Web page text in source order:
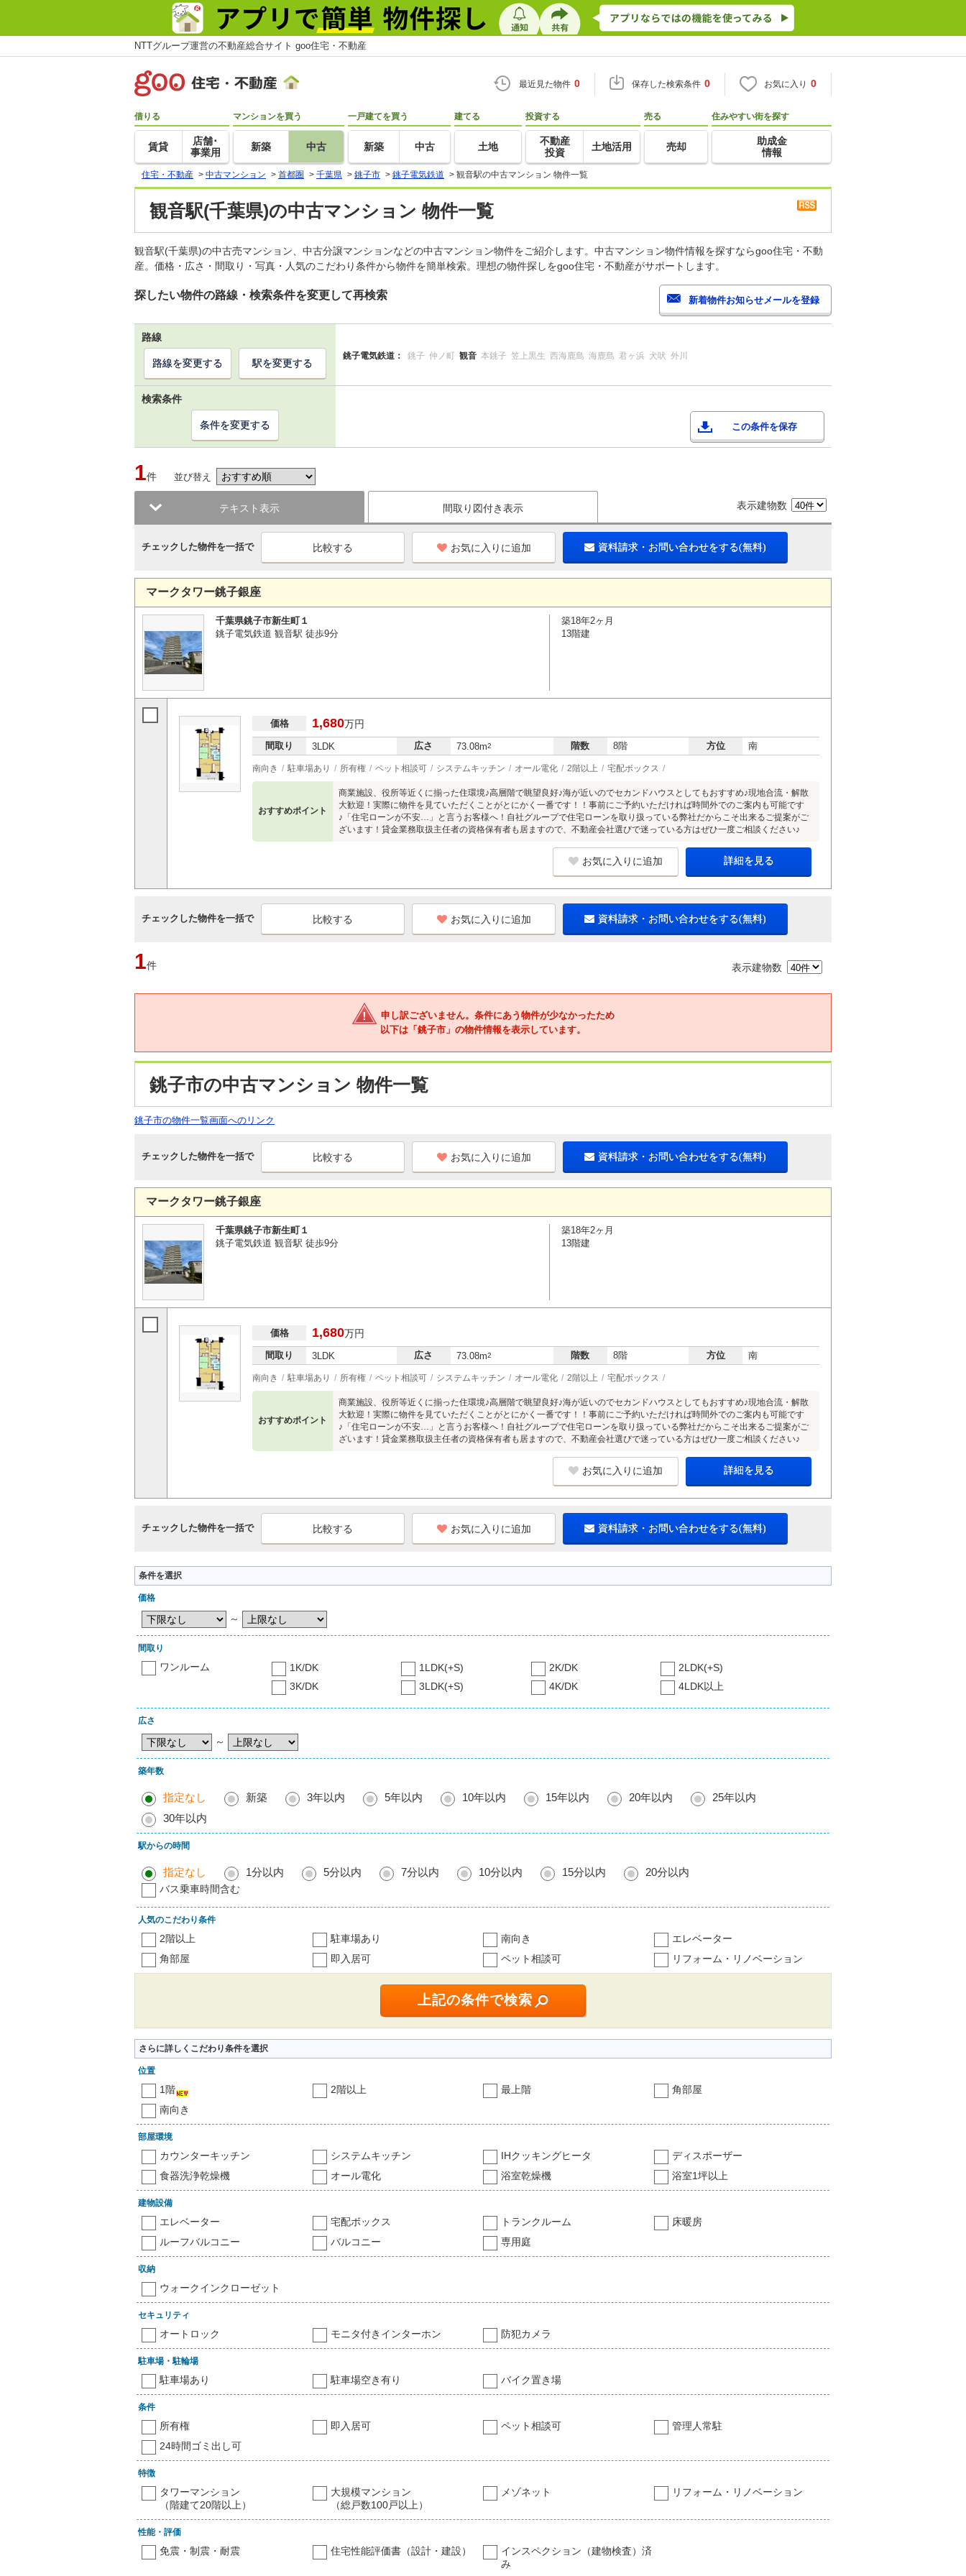
NTTグループ運営の不動産総合サイト goo住宅・不動産
最近見た物件 0 保存した検索条件 0 お気に入り 0
借りる
賃貸
店舗･
事業用
マンションを買う
新築 中古
一戸建てを買う
新築 中古
建てる
土地
投資する
不動産
投資
土地活用
売る
売却
住みやすい街を探す
助成金
情報
住宅・不動産 > 中古マンション > 首都圏 > 千葉県 > 銚子市 > 銚子電気鉄道 > 観音駅の中古マンション 物件一覧
観音駅(千葉県)の中古マンション 物件一覧
観音駅(千葉県)の中古売マンション、中古分譲マンションなどの中古マンション物件をご紹介します。中古マンション物件情報を探すならgoo住宅・不動
産。価格・広さ・間取り・写真・人気のこだわり条件から物件を簡単検索。理想の物件探しをgoo住宅・不動産がサポートします。
探したい物件の路線・検索条件を変更して再検索
路線
銚子電気鉄道： 銚子 仲ノ町 観音 本銚子 笠上黒生 西海鹿島 海鹿島 君ヶ浜 犬吠 外川
路線を変更する 駅を変更する
検索条件
この条件を保存
条件を変更する
1件 並び替え
テキスト表示 間取り図付き表示 表示建物数
チェックした物件を一括で お気に入りに追加 資料請求・お問い合わせをする(無料)
マークタワー銚子銀座
千葉県銚子市新生町１
銚子電気鉄道 観音駅 徒歩9分
築18年2ヶ月
13階建
価格 1,680万円
間取り 3LDK 広さ 73.08m2 階数 8階 方位 南
南向き 駐車場あり 所有権 ペット相談可 システムキッチン オール電化 2階以上 宅配ボックス
おすすめポイント
商業施設、役所等近くに揃った住環境♪高層階で眺望良好♪海が近いのでセカンドハウスとしてもおすすめ♪現地合流・解散
大歓迎！実際に物件を見ていただくことがとにかく一番です！！事前にご予約いただければ時間外でのご案内も可能です
♪「住宅ローンが不安…」と言うお客様へ！自社グループで住宅ローンを取り扱っている弊社だからこそ出来るご提案がご
ざいます！貸金業務取扱主任者の資格保有者も居ますので、不動産会社選びで迷っている方はぜひ一度ご相談ください♪
お気に入りに追加 詳細を見る
チェックした物件を一括で お気に入りに追加 資料請求・お問い合わせをする(無料)
1件 表示建物数
申し訳ございません。条件にあう物件が少なかったため
以下は「銚子市」の物件情報を表示しています。
銚子市の中古マンション 物件一覧
銚子市の物件一覧画面へのリンク
チェックした物件を一括で お気に入りに追加 資料請求・お問い合わせをする(無料)
マークタワー銚子銀座
千葉県銚子市新生町１
銚子電気鉄道 観音駅 徒歩9分
築18年2ヶ月
13階建
価格 1,680万円
間取り 3LDK 広さ 73.08m2 階数 8階 方位 南
南向き 駐車場あり 所有権 ペット相談可 システムキッチン オール電化 2階以上 宅配ボックス
おすすめポイント
商業施設、役所等近くに揃った住環境♪高層階で眺望良好♪海が近いのでセカンドハウスとしてもおすすめ♪現地合流・解散
大歓迎！実際に物件を見ていただくことがとにかく一番です！！事前にご予約いただければ時間外でのご案内も可能です
♪「住宅ローンが不安…」と言うお客様へ！自社グループで住宅ローンを取り扱っている弊社だからこそ出来るご提案がご
ざいます！貸金業務取扱主任者の資格保有者も居ますので、不動産会社選びで迷っている方はぜひ一度ご相談ください♪
お気に入りに追加 詳細を見る
チェックした物件を一括で お気に入りに追加 資料請求・お問い合わせをする(無料)
条件を選択
価格
～
間取り
ワンルーム 1K/DK 1LDK(+S) 2K/DK
2LDK(+S)
3K/DK
3LDK(+S) 4K/DK 4LDK以上
広さ
～
築年数
指定なし 新築 3年以内 5年以内 10年以内 15年以内 20年以内
25年以内
30年以内
駅からの時間
指定なし 1分以内 5分以内 7分以内 10分以内 15分以内 20分以内
バス乗車時間含む
人気のこだわり条件
2階以上 駐車場あり 南向き
エレベーター
角部屋
即入居可 ペット相談可 リフォーム・リノベーション
さらに詳しくこだわり条件を選択
位置
1階 2階以上 最上階
角部屋
南向き
部屋環境
カウンターキッチン システムキッチン IHクッキングヒータ
ディスポーザー
食器洗浄乾燥機
オール電化 浴室乾燥機 浴室1坪以上
建物設備
エレベーター 宅配ボックス トランクルーム
床暖房
ルーフバルコニー
バルコニー 専用庭
収納
ウォークインクローゼット
セキュリティ
オートロック モニタ付きインターホン 防犯カメラ
駐車場・駐輪場
駐車場あり 駐車場空き有り バイク置き場
条件
所有権 即入居可 ペット相談可
管理人常駐
24時間ゴミ出し可
特徴
タワーマンション
（階建て20階以上）
大規模マンション
（総戸数100戸以上）
メゾネット リフォーム・リノベーション
性能・評価
免震・制震・耐震 住宅性能評価書（設計・建設）
インスペクション（建物検査）済
み